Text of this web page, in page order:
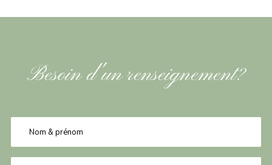
Besoin d'un renseignement?